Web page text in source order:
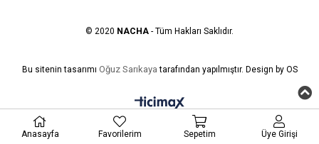
© 2020 NACHA - Tüm Hakları Saklıdır.
Bu sitenin tasarımı Oğuz Sarıkaya tarafından yapılmıştır. Design by OS
Anasayfa Favorilerim Sepetim Üye Girişi